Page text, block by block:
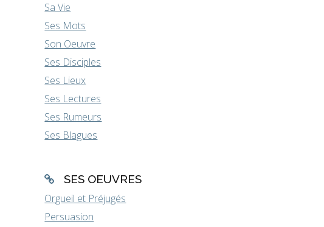
Sa Vie
Ses Mots
Son Oeuvre
Ses Disciples
Ses Lieux
Ses Lectures
Ses Rumeurs
Ses Blagues
SES OEUVRES
Orgueil et Préjugés
Persuasion